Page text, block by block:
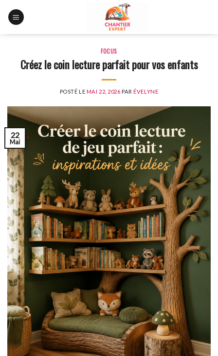
FOCUS
Créez le coin lecture parfait pour vos enfants
POSTÉ LE MAI 22, 2026 PARÉVELYNE
22
Mai